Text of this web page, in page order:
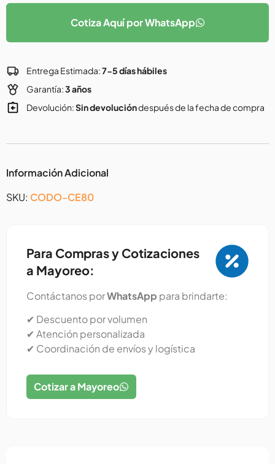
Cotiza Aquí por WhatsApp
Entrega Estimada:7-5 días hábiles
Garantía:3 años
Devolución:Sin devolucióndespués de la fecha de compra
Información Adicional
SKU: CODO-CE80
Para Compras y Cotizaciones
a Mayoreo:
Contáctanos porWhatsApp para brindarte:
✔ Descuento por volumen
✔ Atención personalizada
✔ Coordinación de envíos y logística
Cotizar a Mayoreo